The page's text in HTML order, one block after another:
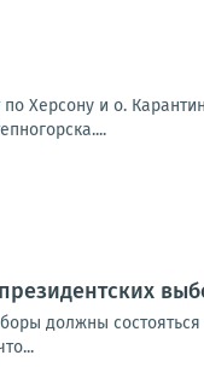
Херсону и о.
должны состояться